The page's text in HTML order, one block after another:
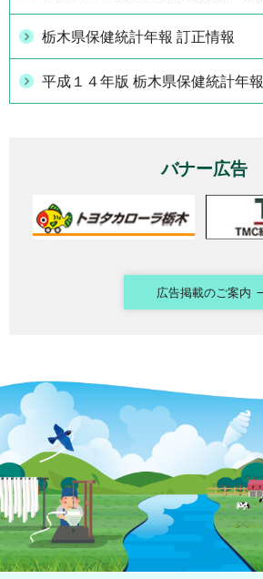
栃木県保健統計年報 訂正情報
平成１４年版 栃木県保健統計年報
バナー広告
広告掲載のご案内